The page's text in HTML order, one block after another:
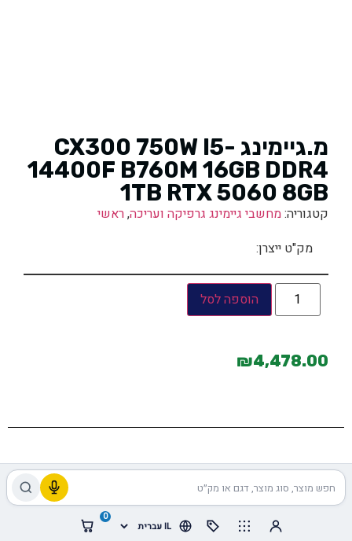
מ.גיימינג CX300 750W I5-
14400F B760M 16GB DDR4
1TB RTX 5060 8GB
קטגוריה:מחשבי גיימינג גרפיקה ועריכה,ראשי
מק"ט ייצרן:
הוספה לסל
₪4,478.00
0